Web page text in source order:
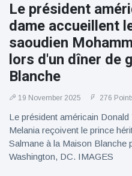
Le président
dame accueillent
saoudien
lors d'un dîner de
Blanche
19 November 2025 276
Le président américain
Melania reçoivent le prince
Salmane à la Maison Blanche
Washington, DC. IMAGES